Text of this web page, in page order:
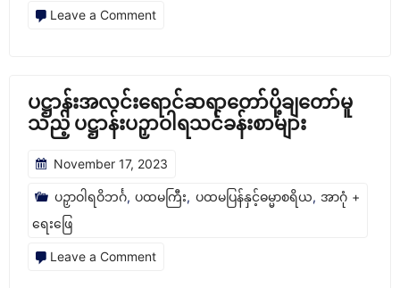
Leave a Commenton
ဓာ
တု
ဖိုင်
ပဋ္ဌာန်းအလင်းရောင်ဆရာတော်ပို့ချတော်မူ
သည့် ပဋ္ဌာန်းပဉှာဝါရသင်ခန်းစာများ
November 17, 2023
ပဉှာဝါရဝိဘင်္ဂ,ပထမကြီး, ပထမပြန်နှင့်ဓမ္မာစရိယ, အာဂုံ +
ရေးဖြေ
Leave a Commenton